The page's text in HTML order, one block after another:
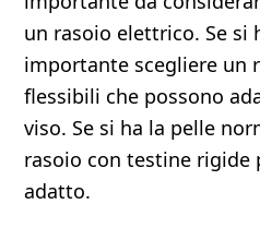
un rasoio elettrico. Se si
importante scegliere un
flessibili che possono
viso. Se si ha la pelle
rasoio con testine rigide
adatto.